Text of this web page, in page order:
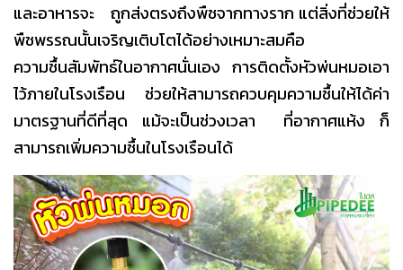
และอาหารจะ ถูกส่งตรงถึงพืชจากทางราก แต่สิ่งที่ช่วยให้
พืชพรรณนั้นเจริญเติบโตได้อย่างเหมาะสมคือ
ความชื้นสัมพัทธ์ในอากาศนั่นเอง การติดตั้งหัวพ่นหมอเอา
ไว้ภายในโรงเรือน ช่วยให้สามารถควบคุมความชื้นให้ได้ค่า
มาตรฐานที่ดีที่สุด แม้จะเป็นช่วงเวลา ที่อากาศแห้ง ก็
สามารถเพิ่มความชื้นในโรงเรือนได้